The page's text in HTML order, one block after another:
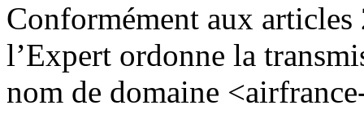
Conformément aux
l’Expert ordonne la
nom de domaine